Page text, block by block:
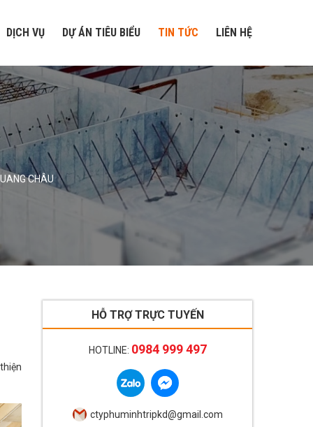
DỊCH VỤ DỰ ÁN TIÊU BIỂU TIN TỨC LIÊN HỆ
CHÂU
HỖ TRỢ TRỰC TUYẾN
HOTLINE: 0984 999 497
ctyphuminhtripkd@gmail.com